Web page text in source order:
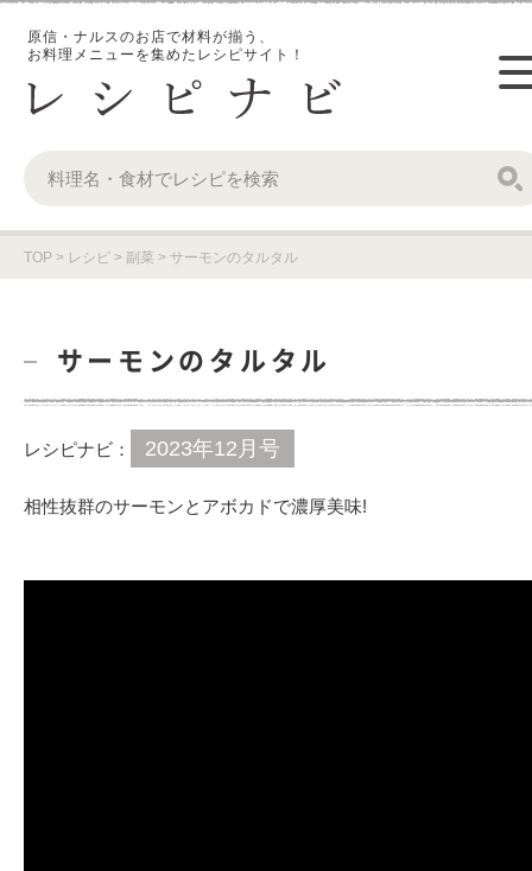
原信・ナルスのお店で材料が揃う、
お料理メニューを集めたレシピサイト！
TOP > レシピ > 副菜 > サーモンのタルタル
サーモンのタルタル
レシピナビ： 2023年12月号
相性抜群のサーモンとアボカドで濃厚美味!